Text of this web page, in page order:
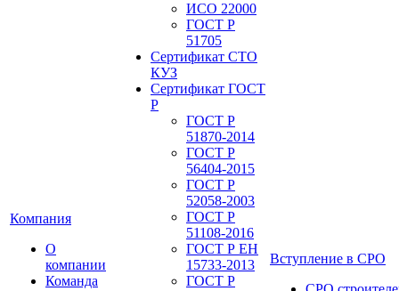
Компания
О
компании
Команда
ИСО 22000
ГОСТ Р
51705
Сертификат СТО
КУЗ
Сертификат ГОСТ
Р
ГОСТ Р
51870-2014
ГОСТ Р
56404-2015
ГОСТ Р
52058-2003
ГОСТ Р
51108-2016
ГОСТ Р ЕН
15733-2013
ГОСТ Р
Вступление в СРО